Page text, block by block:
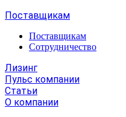
Поставщикам
Поставщикам
Сотрудничество
Лизинг
Пульс компании
Статьи
О компании